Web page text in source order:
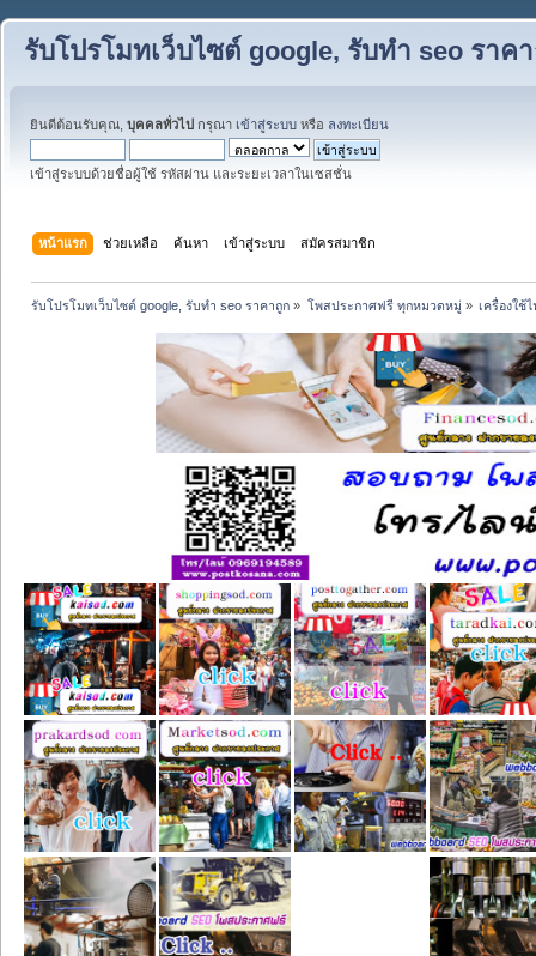
รับโปรโมทเว็บไซต์ google, รับทำ seo ราค
ยินดีต้อนรับคุณ, บุคคลทั่วไป กรุณา เข้าสู่ระบบ หรือ ลงทะเบียน
เข้าสู่ระบบด้วยชื่อผู้ใช้ รหัสผ่าน และระยะเวลาในเซสชั่น
หน้าแรก ช่วยเหลือ ค้นหา เข้าสู่ระบบ สมัครสมาชิก
รับโปรโมทเว็บไซต์ google, รับทำ seo ราคาถูก » โพสประกาศฟรี ทุกหมวดหมู่» เครื่องใช้